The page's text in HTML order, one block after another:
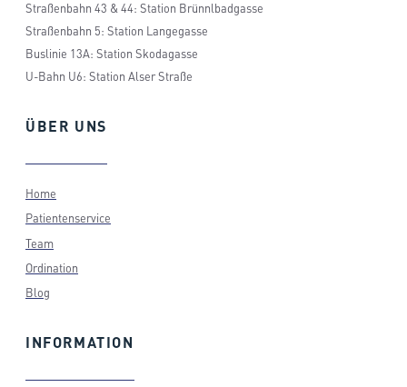
Straßenbahn 43 & 44: Station Brünnlbadgasse
Straßenbahn 5: Station Langegasse
Buslinie 13A: Station Skodagasse
U-Bahn U6: Station Alser Straße
ÜBER UNS
Home
Patientenservice
Team
Ordination
Blog
INFORMATION